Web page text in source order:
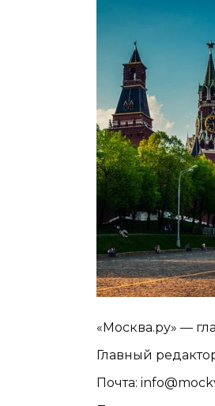
«Москва.ру» —
Главный
Почта: